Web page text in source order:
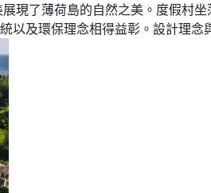
現了薄荷島的自然之美。度假村
及環保理念相得益彰。設計理念